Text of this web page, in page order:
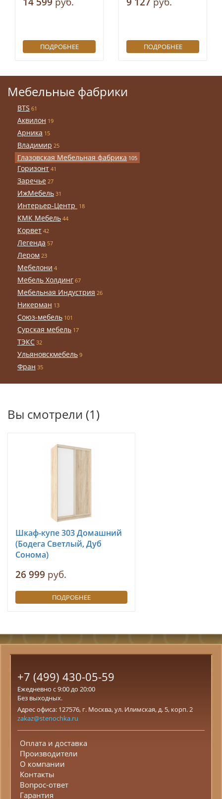
ПОДРОБНЕЕ ПОДРОБНЕЕ
Мебельные фабрики
BTS 61
Аквилон 19
Арника 15
Владимир 25
Глазовская Мебельная фабрика 105
Горизонт 41
Заречье 27
ИжМебель 31
Интерьер-Центр 18
КМК Мебель 44
Корвет 42
Легенда 57
Лером 23
Мебелони 4
Мебель Холдинг 67
Мебельная Индустрия 26
Никерман 13
Союз-мебель 101
Сурская мебель 17
ТЭКС 32
Ульяновскмебель 9
Фран 35
Вы смотрели (1)
Шкаф-купе 303 Домашний
(Бодега Светлый, Дуб
Сонома)
26 999 руб.
ПОДРОБНЕЕ
+7 (499) 430-05-59
Ежедневно с 9:00 до 20:00
Без выходных.
Адрес офиса: 127576, г. Москва, ул. Илимская, д. 5, корп. 2
zakaz@stenochka.ru
Оплата и доставка
Производители
О компании
Контакты
Вопрос-ответ
Гарантия